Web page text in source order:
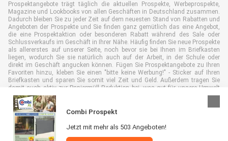
Combi Prospekt
Jetzt mit mehr als 503 Angeboten!
Prospektangebote trägt täglich die aktuellen Prospekte, Werbeprospekte,
Magazine und Lookbooks von allen Geschäften in Deutschland zusammen.
Dadurch bleiben Sie zu jeder Zeit auf dem neuesten Stand von Rabatten und
Angeboten der Prospekte und Sie finden ganz gemütlich das eine Angebot,
die eine Prospektaktion oder besonderen Rabatt während des Sale oder
Schlussverkaufs im Geschäft in Ihrer Nähe. Häufig finden Sie neue Prospekte
als allererstes auf unserer Seite, noch bevor sie bei Ihnen im Briefkasten
liegen, wodurch Sie sie natürlich auch auf der Arbeit, in der Schule oder
direkt im Geschäft angucken können. Fügen Sie Prospektangebote zu Ihren
Favoriten hinzu, kleben Sie einen "bitte keine Werbung!" - Sticker auf Ihren
Briefkasten und sparen Sie somit viel Zeit und Geld. Außerdem tragen Sie
damit auch aktiv zur Papiermüll Reduktion bei, was gut für unsere Umwelt
ist.